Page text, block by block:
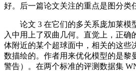
好。后一篇论文关注的重点是图分类
论文 3 在它们的多关系庞加莱模
入中用上了双曲几何。直觉上，正确
体附近的某个超球面中，相关的这些
数描绘的。作者用来优化模型的是黎
警告）。在两个标准的评测数据集